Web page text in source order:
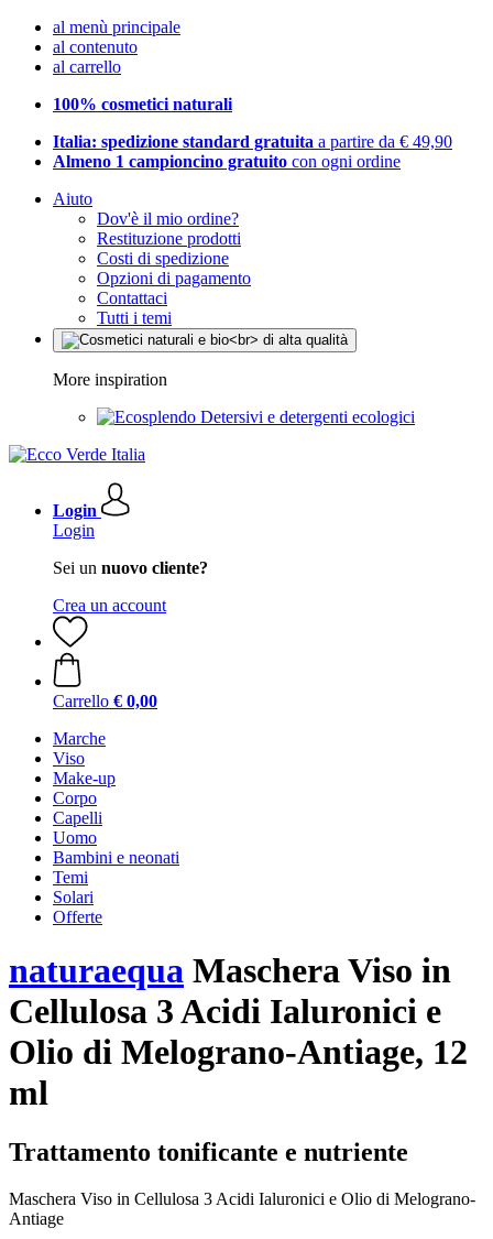
al menù principale
al contenuto
al carrello
100% cosmetici naturali
Italia: spedizione standard gratuita a partire da € 49,90
Almeno 1 campioncino gratuito con ogni ordine
Aiuto
Dov'è il mio ordine?
Restituzione prodotti
Costi di spedizione
Opzioni di pagamento
Contattaci
Tutti i temi
More inspiration
Detersivi e detergenti ecologici
Login
Login
Sei un nuovo cliente?
Crea un account
Carrello € 0,00
Marche
Viso
Make-up
Corpo
Capelli
Uomo
Bambini e neonati
Temi
Solari
Offerte
naturaequa Maschera Viso in
Cellulosa 3 Acidi Ialuronici e
Olio di Melograno-Antiage, 12
ml
Trattamento tonificante e nutriente
Maschera Viso in Cellulosa 3 Acidi Ialuronici e Olio di Melograno-
Antiage